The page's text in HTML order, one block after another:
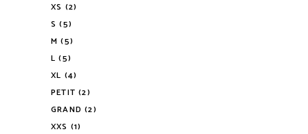
XS (2)
S (5)
M (5)
L (5)
XL (4)
PETIT (2)
GRAND (2)
XXS (1)